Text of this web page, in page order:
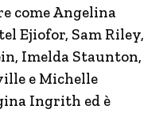
come Angelina
Ejiofor, Sam Riley,
Imelda Staunton,
e Michelle
Ingrith ed è